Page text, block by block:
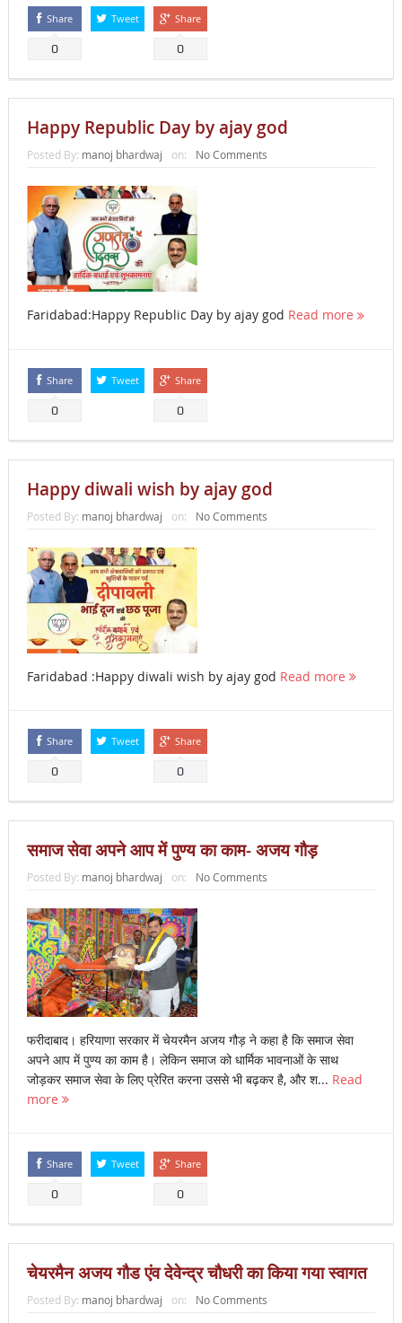
Share
0
Tweet Share
0
Happy Republic Day by ajay god
Posted By: manoj bhardwaj on: No Comments
Faridabad:Happy Republic Day by ajay god Read more
Share
0
Tweet Share
0
Happy diwali wish by ajay god
Posted By: manoj bhardwaj on: No Comments
Faridabad :Happy diwali wish by ajay god Read more
Share
0
Tweet Share
0
समाज सेवा अपने आप में पुण्य का काम- अजय गौड़
Posted By: manoj bhardwaj on: No Comments
फरीदाबाद। हरियाणा सरकार में चेयरमैन अजय गौड़ ने कहा है कि समाज सेवा
अपने आप में पुण्य का काम है। लेकिन समाज को धार्मिक भावनाओं के साथ
जोड़कर समाज सेवा के लिए प्रेरित करना उससे भी बढ़कर है, और श... Read
more
Share
0
Tweet Share
0
चेयरमैन अजय गौड एंव देवेन्द्र चौधरी का किया गया स्वागत
Posted By: manoj bhardwaj on: No Comments